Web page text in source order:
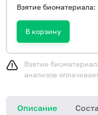
Взятие биоматериала:
В корзину
Взятие
анализов
Описание